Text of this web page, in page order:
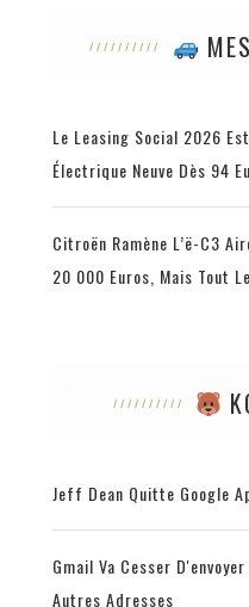
Le Leasing Social 2026
Électrique Neuve Dès 94
Citroën Ramène L’ë-C3
20 000 Euros, Mais Tout
Jeff Dean Quitte Google
Gmail Va Cesser
Autres Adresses